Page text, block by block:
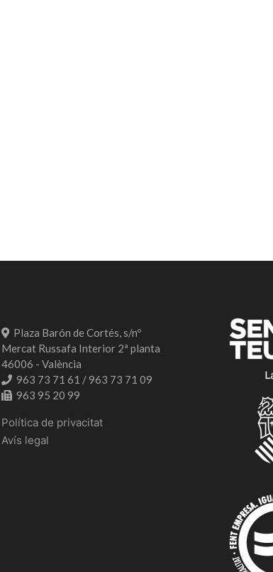
Plaza Barón de Cortés, s/nº
Mercat Russafa Interior 2ª planta
46006 - València
963 73 71 61 / 963 73 71 09
963 95 20 99
Política de privacitat
Avís legal